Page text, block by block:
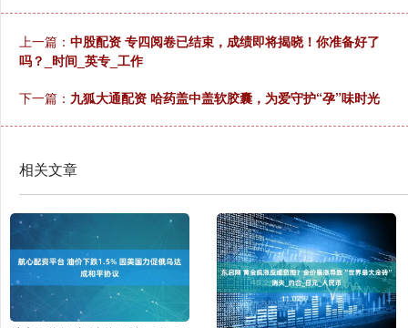
上一篇： 中股配资 专四阅卷已结束，成绩即将揭晓！你准备好了
吗？_时间_英专_工作
下一篇： 九狐大通配资 哈药盖中盖软胶囊，为爱守护“孕”味时光
相关文章